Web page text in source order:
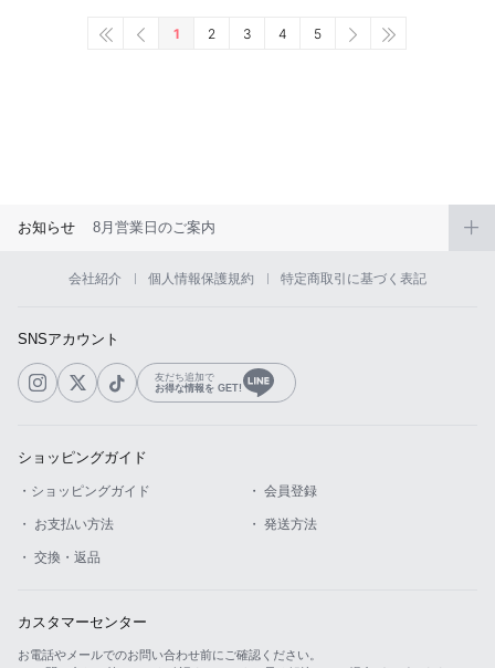
1 2 3 4 5
お知らせ 8月営業日のご案内
会社紹介 個人情報保護規約 特定商取引に基づく表記
SNSアカウント
友だち追加で
お得な情報を GET!
ショッピングガイド
・ショッピングガイド ・ 会員登録
・ お支払い方法 ・ 発送方法
・ 交換・返品
カスタマーセンター
お電話やメールでのお問い合わせ前にご確認ください。